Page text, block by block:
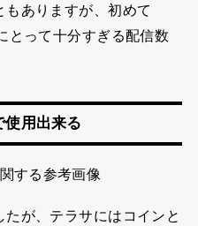
ありますが、初めて
とって十分すぎる配信数
使用出来る
が、テラサにはコインと